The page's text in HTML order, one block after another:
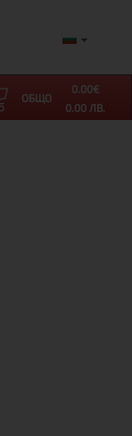
ОБЩО
0.00€
0.00 ЛВ.